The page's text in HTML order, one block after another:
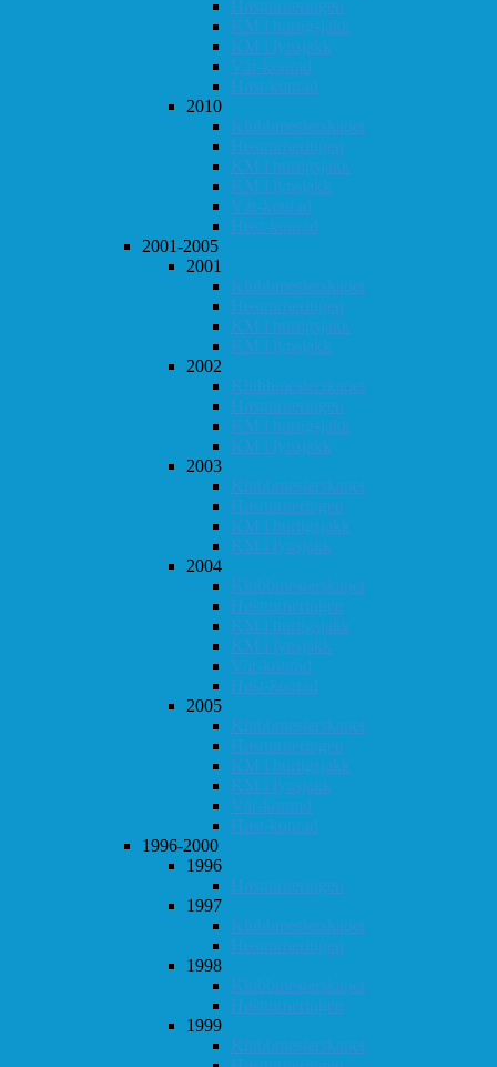
Høstturneringen
KM i hurtigsjakk
KM i lynsjakk
Vår-konrad
Høst-konrad
2010
Klubbmesterskapet
Høstturneringen
KM i hurtigsjakk
KM i lynsjakk
Vår-konrad
Høst-konrad
2001-2005
2001
Klubbmesterskapet
Høstturneringen
KM i hurtigsjakk
KM i lynsjakk
2002
Klubbmesterskapet
Høstturneringen
KM i hurtigsjakk
KM i lynsjakk
2003
Klubbmesterskapet
Høstturneringen
KM i hurtigsjakk
KM i lynsjakk
2004
Klubbmesterskapet
Høstturneringen
KM i hurtigsjakk
KM i lynsjakk
Vår-konrad
Høst-konrad
2005
Klubbmesterskapet
Høstturneringen
KM i hurtigsjakk
KM i lynsjakk
Vår-konrad
Høst-konrad
1996-2000
1996
Høstturneringen
1997
Klubbmesterskapet
Høstturneringen
1998
Klubbmesterskapet
Høstturneringen
1999
Klubbmesterskapet